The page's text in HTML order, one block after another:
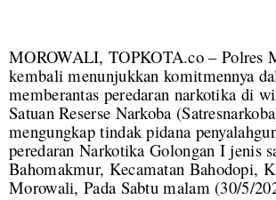
MOROWALI, TOPKOTA.co – Polres
kembali menunjukkan komitmennya
memberantas peredaran narkotika di
Satuan Reserse Narkoba
mengungkap tindak pidana
peredaran Narkotika Golongan I jenis
Bahomakmur, Kecamatan Bahodopi,
Morowali, Pada Sabtu malam (30/5/